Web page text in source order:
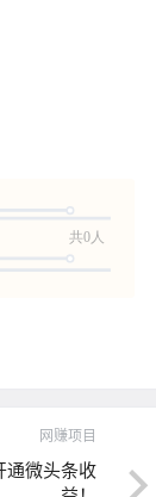
共0人
网赚项目
通微头条收